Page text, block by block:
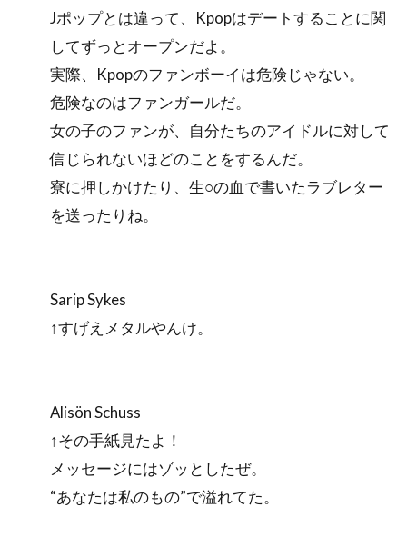
Jポップとは違って、Kpopはデートすることに関
してずっとオープンだよ。
実際、Kpopのファンボーイは危険じゃない。
危険なのはファンガールだ。
女の子のファンが、自分たちのアイドルに対して
信じられないほどのことをするんだ。
寮に押しかけたり、生○の血で書いたラブレター
を送ったりね。
Sarip Sykes
↑すげえメタルやんけ。
Alisön Schuss
↑その手紙見たよ！
メッセージにはゾッとしたぜ。
“あなたは私のもの”で溢れてた。